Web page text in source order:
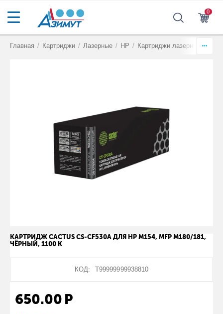
0
Главная / Картриджи / Лазерные / HP / Картриджи лазерные HP,
КАРТРИДЖ CACTUS CS-CF530A ДЛЯ HP M154, MFP M180/181,
ЧЁРНЫЙ, 1100 К
КОД: Т99999999938810
650.00 Р